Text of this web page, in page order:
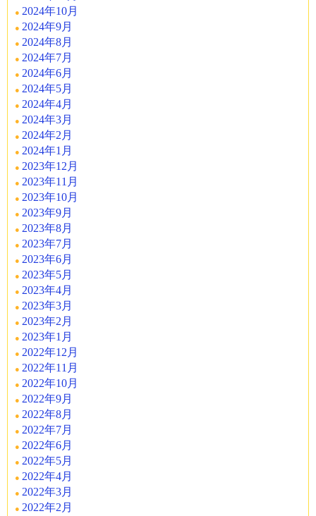
2024年10月
2024年9月
2024年8月
2024年7月
2024年6月
2024年5月
2024年4月
2024年3月
2024年2月
2024年1月
2023年12月
2023年11月
2023年10月
2023年9月
2023年8月
2023年7月
2023年6月
2023年5月
2023年4月
2023年3月
2023年2月
2023年1月
2022年12月
2022年11月
2022年10月
2022年9月
2022年8月
2022年7月
2022年6月
2022年5月
2022年4月
2022年3月
2022年2月